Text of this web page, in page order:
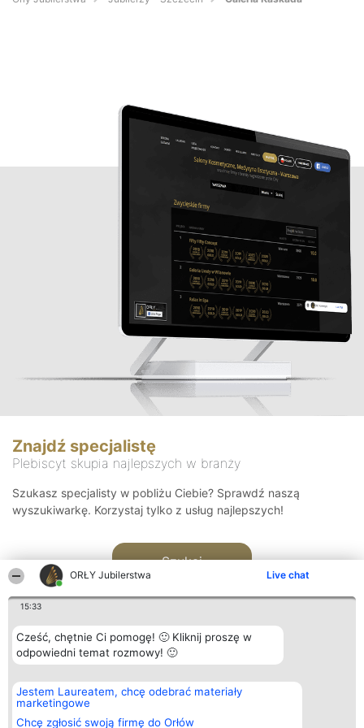
ORŁY Jubilerstwa Live chat
15:33
Cześć, chętnie Ci pomogę! 🙂 Kliknij proszę w
odpowiedni temat rozmowy! 🙂
Jestem Laureatem, chcę odebrać materiały
marketingowe
Chcę zgłosić swoją firmę do Orłów
Znajdź specjalistę
Plebiscyt skupia najlepszych w branży
Szukasz specjalisty w pobliżu Ciebie? Sprawdź naszą
wyszukiwarkę. Korzystaj tylko z usług najlepszych!
Szukaj
Organizator plebiscytu
Bright Side Solutions sp. z o.
o. sp. k.
ul. Ruska 22
Plebiscyt
Laureaci
wszystkich
Kontakt
Kontakt